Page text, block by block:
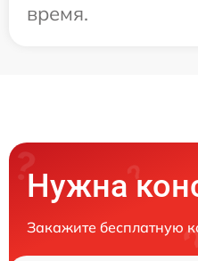
время.
Нужна
Закажите бесплатную